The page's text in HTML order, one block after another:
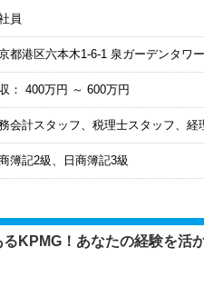
員
都港区六本木1-6-1 泉ガーデンタワー
： 400万円 ～ 600万円
会計スタッフ、税理士スタッフ、経
簿記2級、日商簿記3級
KPMG！あなたの経験を